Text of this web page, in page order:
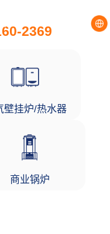
壁挂炉/热水器
商业锅炉
2369